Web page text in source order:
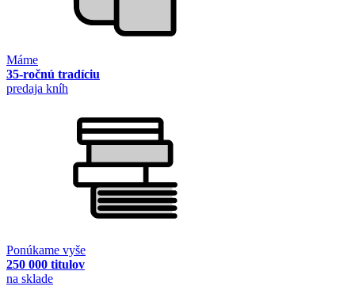
Máme
35-ročnú tradíciu
predaja kníh
Ponúkame vyše
250 000 titulov
na sklade